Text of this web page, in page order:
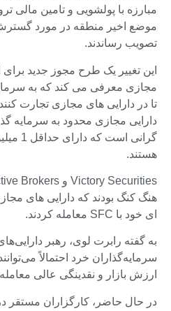
موضع اخیر منطقه در مورد
تصویب رساندند.
این تغییر یک طرح مجوز جدید برای
مجازی معرفی می کند که به
تا در دارایی های مجازی تجارت
دارایی مجازی محدود به سرمایه
گرانی
هستند.
هنگ کنگ بودند که دارایی های
ای خود با SFC معامله کردند.
سرمایه‌گذاران خرد احتمالاً
ارزش بازار و نقدینگی عالی
در حال حاضر، کارگزاران مستقر